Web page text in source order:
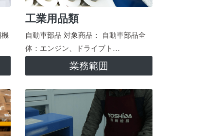
機
工業用品類
自動車部品 対象商品： 自動車部品全
体：エンジン、ドライブト…
業務範囲